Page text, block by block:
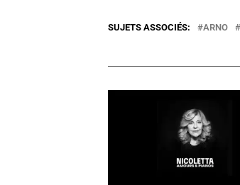
SUJETS ASSOCIÉS: ARNO